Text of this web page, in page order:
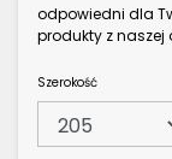
odpowiedni dla
produkty z naszej
Szerokość